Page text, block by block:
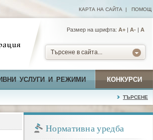
КАРТА НА САЙТА | ПОМОЩ
Размер на шрифта: А+ | A- | A
Търсене в сайта...
УСЛУГИ И РЕЖИМИ КОНКУРСИ
ТЪРСЕНЕ
Нормативна уредба